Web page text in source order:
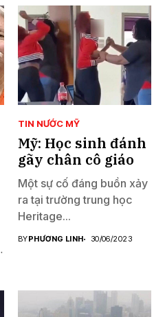
TIN NƯỚC MỸ
Mỹ: Học sinh đánh
gãy chân cô giáo
Một sự cố đáng buồn xảy
ra tại trường trung học
Heritage...
BYPHƯƠNG LINH 30/06/2023